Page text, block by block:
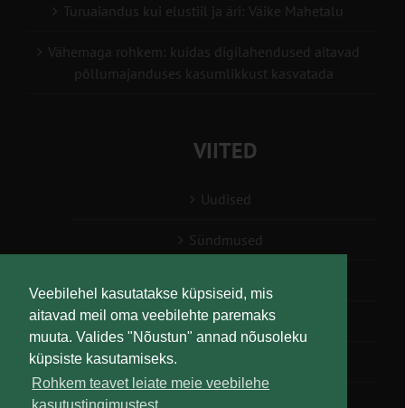
Veebilehel kasutatakse küpsiseid, mis
aitavad meil oma veebilehte paremaks
muuta. Valides "Nõustun" annad nõusoleku
küpsiste kasutamiseks.
Rohkem teavet leiate meie veebilehe
Turuaiandus kui elustiil ja äri: Väike Mahetalu
Vähemaga rohkem: kuidas digilahendused aitavad
põllumajanduses kasumlikkust kasvatada
VIITED
Uudised
Sündmused
Teabesalv
Liitu uudiskirjaga